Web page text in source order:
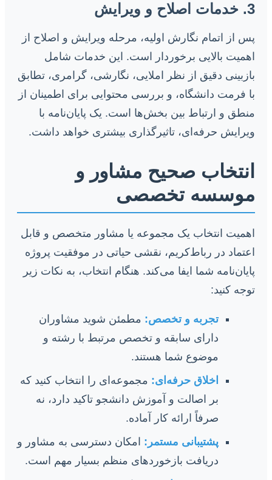
3. خدمات اصلاح و ویرایش
پس از اتمام نگارش اولیه، مرحله ویرایش و اصلاح از
اهمیت بالایی برخوردار است. این خدمات شامل
بازبینی دقیق از نظر املایی، نگارشی، گرامری، تطابق
با فرمت دانشگاه، و بررسی محتوایی برای اطمینان از
منطق و ارتباط بین بخش‌ها است. یک پایان‌نامه با
ویرایش حرفه‌ای، تاثیرگذاری بیشتری خواهد داشت.
انتخاب صحیح مشاور و
موسسه تخصصی
اهمیت انتخاب یک مجموعه یا مشاور متخصص و قابل
اعتماد در رباط‌کریم، نقشی حیاتی در موفقیت پروژه
پایان‌نامه شما ایفا می‌کند. هنگام انتخاب، به نکات زیر
توجه کنید:
تجربه و تخصص: مطمئن شوید مشاوران
دارای سابقه و تخصص مرتبط با رشته و
موضوع شما هستند.
اخلاق حرفه‌ای: مجموعه‌ای را انتخاب کنید که
بر اصالت و آموزش دانشجو تاکید دارد، نه
صرفاً ارائه کار آماده.
پشتیبانی مستمر: امکان دسترسی به مشاور و
دریافت بازخوردهای منظم بسیار مهم است.